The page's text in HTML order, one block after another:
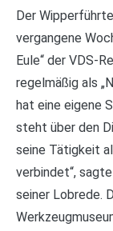
Der
vergangene
Eule“ der VDS-
regelmäßig als
hat eine eigene
steht über den
seine Tätigkeit
verbindet“,
seiner Lobrede.